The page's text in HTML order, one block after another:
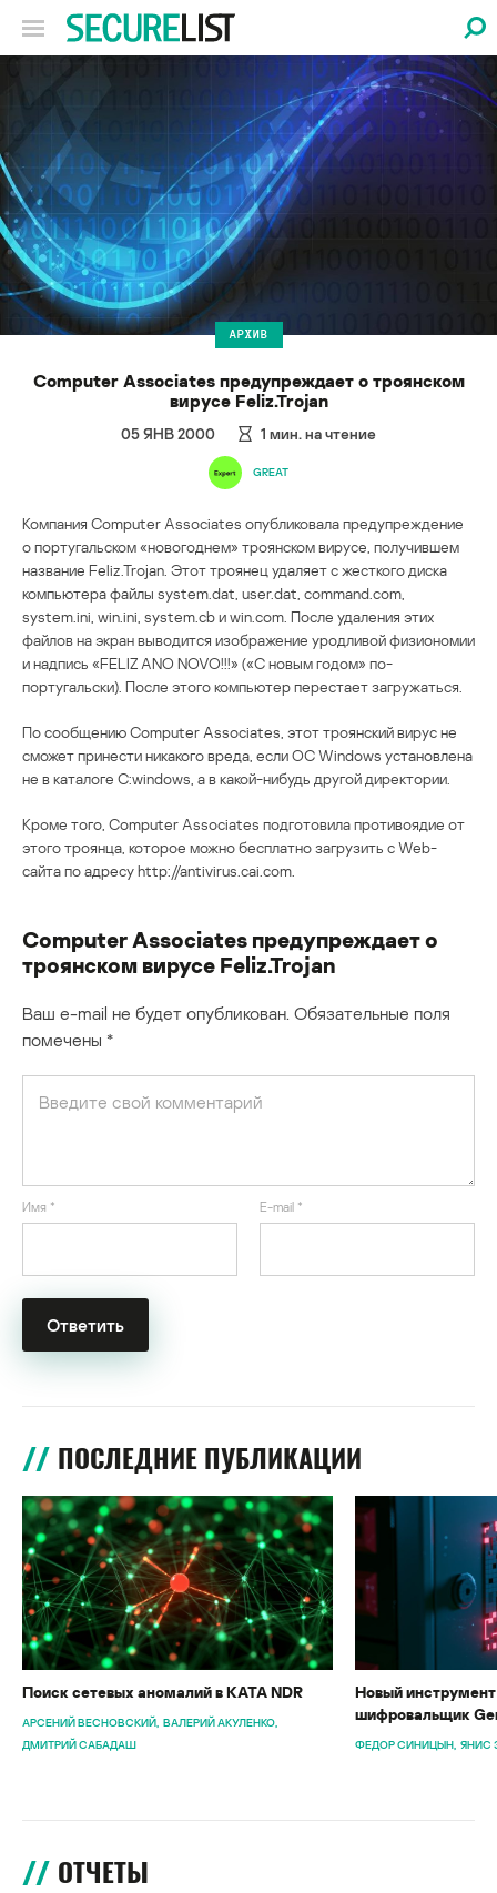
АРХИВ
Computer Associates предупреждает о троянском
вирусе Feliz.Trojan
05 ЯНВ 2000 1 мин. на чтение
GREAT
Компания Computer Associates опубликовала предупреждение
о португальском «новогоднем» троянском вирусе, получившем
название Feliz.Trojan. Этот троянец удаляет с жесткого диска
компьютера файлы system.dat, user.dat, command.com,
system.ini, win.ini, system.cb и win.com. После удаления этих
файлов на экран выводится изображение уродливой физиономии
и надпись «FELIZ ANO NOVO!!!» («С новым годом» по-
португальски). После этого компьютер перестает загружаться.
По сообщению Computer Associates, этот троянский вирус не
сможет принести никакого вреда, если ОС Windows установлена
не в каталоге C:windows, а в какой-нибудь другой директории.
Кроме того, Computer Associates подготовила противоядие от
этого троянца, которое можно бесплатно загрузить с Web-
сайта по адресу http://antivirus.cai.com.
Computer Associates предупреждает о
троянском вирусе Feliz.Trojan
Ваш e-mail не будет опубликован. Обязательные поля
помечены *
Имя * E-mail *
ПОСЛЕДНИЕ ПУБЛИКАЦИИ
Поиск сетевых аномалий в KATA NDR
АРСЕНИЙ ВЕСНОВСКИЙ ВАЛЕРИЙ АКУЛЕНКО
ДМИТРИЙ САБАДАШ
Новый
шифровальщик
ФЕДОР СИНИЦЫН ЯНИС
ОТЧЕТЫ